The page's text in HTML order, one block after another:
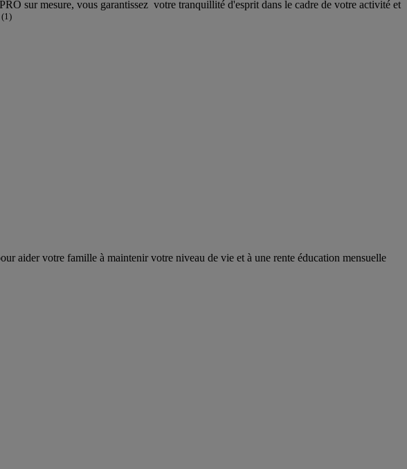
sur mesure, vous garantissez votre tranquillité d'esprit dans le cadre de votre activité et
(1)
aider votre famille à maintenir votre niveau de vie et à une rente éducation mensuelle